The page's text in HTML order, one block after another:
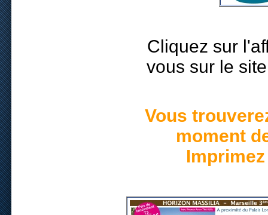
Cliquez sur
vous sur le
Vous
moment